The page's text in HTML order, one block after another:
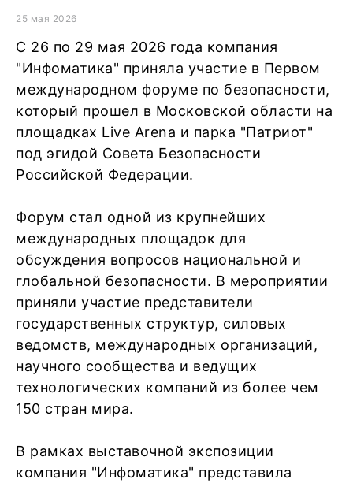
25 мая 2026
С 26 по 29 мая 2026 года компания
"Инфоматика" приняла участие в Первом
международном форуме по безопасности,
который прошел в Московской области на
площадках Live Arena и парка "Патриот"
под эгидой Совета Безопасности
Российской Федерации.
Форум стал одной из крупнейших
международных площадок для
обсуждения вопросов национальной и
глобальной безопасности. В мероприятии
приняли участие представители
государственных структур, силовых
ведомств, международных организаций,
научного сообщества и ведущих
технологических компаний из более чем
150 стран мира.
В рамках выставочной экспозиции
компания "Инфоматика" представила